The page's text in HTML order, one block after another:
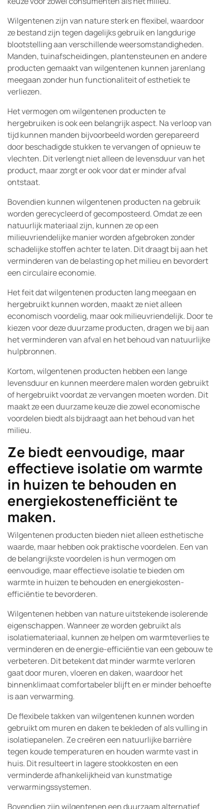
Wilgentenen zijn van nature sterk en flexibel, waardoor
ze bestand zijn tegen dagelijks gebruik en langdurige
blootstelling aan verschillende weersomstandigheden.
Manden, tuinafscheidingen, plantensteunen en andere
producten gemaakt van wilgentenen kunnen jarenlang
meegaan zonder hun functionaliteit of esthetiek te
verliezen.
Het vermogen om wilgentenen producten te
hergebruiken is ook een belangrijk aspect. Na verloop van
tijd kunnen manden bijvoorbeeld worden gerepareerd
door beschadigde stukken te vervangen of opnieuw te
vlechten. Dit verlengt niet alleen de levensduur van het
product, maar zorgt er ook voor dat er minder afval
ontstaat.
Bovendien kunnen wilgentenen producten na gebruik
worden gerecycleerd of gecomposteerd. Omdat ze een
natuurlijk materiaal zijn, kunnen ze op een
milieuvriendelijke manier worden afgebroken zonder
schadelijke stoffen achter te laten. Dit draagt bij aan het
verminderen van de belasting op het milieu en bevordert
een circulaire economie.
Het feit dat wilgentenen producten lang meegaan en
hergebruikt kunnen worden, maakt ze niet alleen
economisch voordelig, maar ook milieuvriendelijk. Door te
kiezen voor deze duurzame producten, dragen we bij aan
het verminderen van afval en het behoud van natuurlijke
hulpbronnen.
Kortom, wilgentenen producten hebben een lange
levensduur en kunnen meerdere malen worden gebruikt
of hergebruikt voordat ze vervangen moeten worden. Dit
maakt ze een duurzame keuze die zowel economische
voordelen biedt als bijdraagt aan het behoud van het
milieu.
Ze biedt eenvoudige, maar
effectieve isolatie om warmte
in huizen te behouden en
energiekostenefficiënt te
maken.
Wilgentenen producten bieden niet alleen esthetische
waarde, maar hebben ook praktische voordelen. Een van
de belangrijkste voordelen is hun vermogen om
eenvoudige, maar effectieve isolatie te bieden om
warmte in huizen te behouden en energiekosten-
efficiëntie te bevorderen.
Wilgentenen hebben van nature uitstekende isolerende
eigenschappen. Wanneer ze worden gebruikt als
isolatiemateriaal, kunnen ze helpen om warmteverlies te
verminderen en de energie-efficiëntie van een gebouw te
verbeteren. Dit betekent dat minder warmte verloren
gaat door muren, vloeren en daken, waardoor het
binnenklimaat comfortabeler blijft en er minder behoefte
is aan verwarming.
De flexibele takken van wilgentenen kunnen worden
gebruikt om muren en daken te bekleden of als vulling in
isolatiepanelen. Ze creëren een natuurlijke barrière
tegen koude temperaturen en houden warmte vast in
huis. Dit resulteert in lagere stookkosten en een
verminderde afhankelijkheid van kunstmatige
verwarmingssystemen.
Bovendien zijn wilgentenen een duurzaam alternatief